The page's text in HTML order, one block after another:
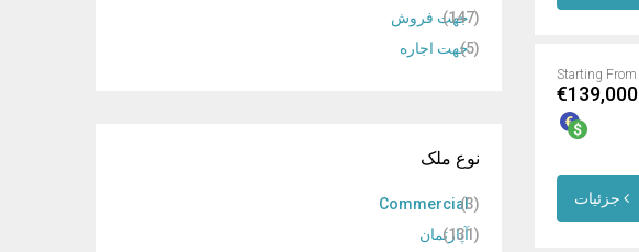
Starting From
€139,000
جهت فروش (147)
جهت اجاره (5)
نوع ملک
Commercial (3)
آپارتمان (131)